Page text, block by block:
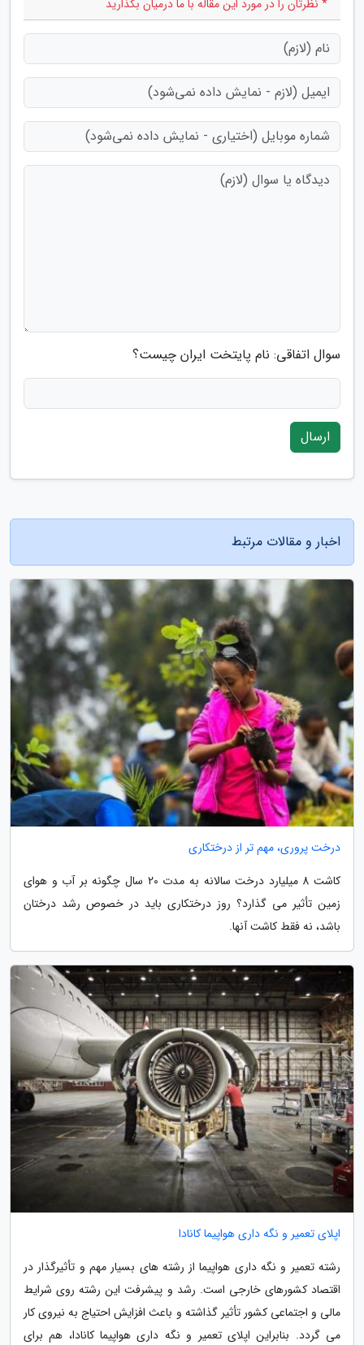
* نظرتان را در مورد این مقاله با ما درمیان بگذارید
سوال اتفاقی: نام پایتخت ایران چیست؟
ارسال
اخبار و مقالات مرتبط
درخت پروری، مهم تر از درختکاری
کاشت 8 میلیارد درخت سالانه به مدت 20 سال چگونه بر آب و هوای
زمین تأثیر می گذارد؟ روز درختکاری باید در خصوص رشد درختان
باشد، نه فقط کاشت آنها.
اپلای تعمیر و نگه داری هواپیما کانادا
رشته تعمیر و نگه داری هواپیما از رشته های بسیار مهم و تأثیرگذار در
اقتصاد کشورهای خارجی است. رشد و پیشرفت این رشته روی شرایط
مالی و اجتماعی کشور تأثیر گذاشته و باعث افزایش احتیاج به نیروی کار
می گردد. بنابراین اپلای تعمیر و نگه داری هواپیما کانادا، هم برای